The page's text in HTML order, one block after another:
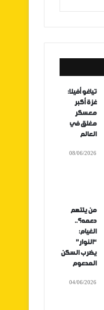
تياغو أفيلا:
غزة أكبر
معسكر
مغلق في
العالم
08/06/2026
من يلتهم
دعمه؟..
الغيام:
“النوار”
يضرب السكن
المدعوم
04/06/2026